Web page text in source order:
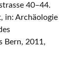
40–44.
in: Archäologie
Bern, 2011,